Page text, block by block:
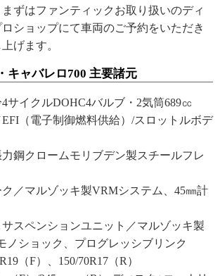
ずはファンティックお取り扱いのディ
ショップにて車両のご予約をいただき
げます。
キャバレロ700 主要諸元
サイクルDOHC4バルブ・2気筒689㏄
EFI（電子制御燃料供給）/スロットルボデ
力鋼クロームモリブデン製スチールフレ
ク／マルゾッキ製VRMシステム、45㎜計
サスペンションユニット／マルゾッキ製
ノショック、プログレッシブリンク
（F）、150/70R17（R）